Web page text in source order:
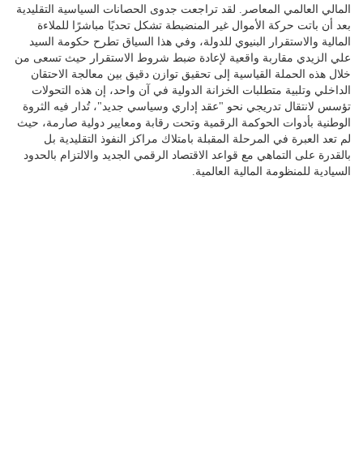
المالي العالمي المعاصر. لقد تراجعت جدوى الحصانات السياسية التقليدية
بعد أن باتت حركة الأموال غير المنضبطة تشكل تحديًا مباشرًا للملاءة
المالية والاستقرار البنيوي للدولة، وفي هذا السياق تطرح حكومة السيد
علي الزيدي مقاربة واقعية لإعادة ضبط شروط الاستقرار حيث تسعى من
خلال هذه الحملة القياسية إلى تحقيق توازن دقيق بين معالجة الاحتقان
الداخلي وتلبية متطلبات الخزانة الدولية في آن واحد، إن هذه التحولات
تؤسس لانتقال تدريجي نحو "عقد إداري وسياسي جديد"، تُدار فيه الثروة
الوطنية بأدوات الحوكمة الرقمية وتحت رقابة ومعايير دولية صارمة، حيث
لم تعد العبرة في المرحلة المقبلة بامتلاك مراكز النفوذ التقليدية بل
بالقدرة على التماهي مع قواعد الاقتصاد الرقمي الجديد والالتزام بالحدود
السيادية للمنظومة المالية العالمية.